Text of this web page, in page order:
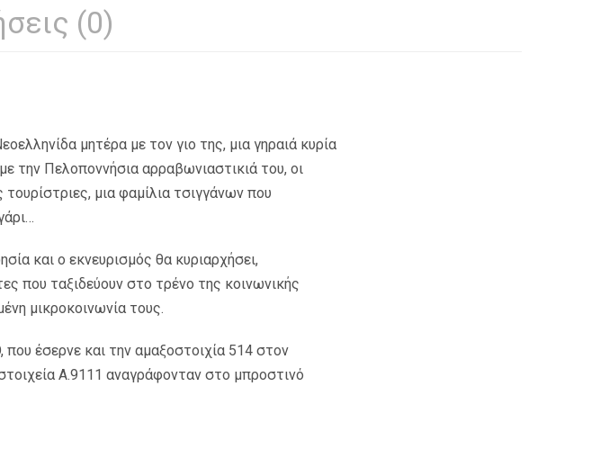
(0)
μητέρα με τον γιο της, μια γηραιά κυρία
την Πελοποννήσια αρραβωνιαστικιά του, οι
μια φαμίλια τσιγγάνων που
και ο εκνευρισμός θα κυριαρχήσει,
που ταξιδεύουν στο τρένο της κοινωνικής
μικροκοινωνία τους.
που έσερνε και την αµαξοστοιχία 514 στον
Α.9111 αναγράφονταν στο µπροστινό